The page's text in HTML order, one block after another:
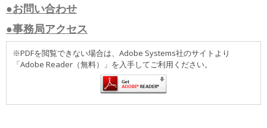
●お問い合わせ
●事務局アクセス
※PDFを閲覧できない場合は、Adobe Systems社のサイトより
「Adobe Reader（無料）」を入手してご利用ください。